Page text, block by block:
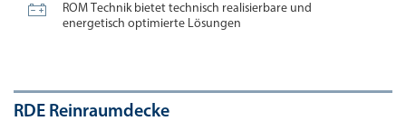

ROM Technik bietet technisch realisierbare und
energetisch optimierte Lösungen
RDE Reinraumdecke